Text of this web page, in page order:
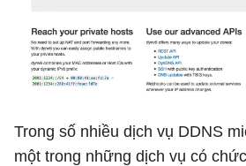
Trong số nhiều dịch vụ DDNS
một trong những dịch vụ có